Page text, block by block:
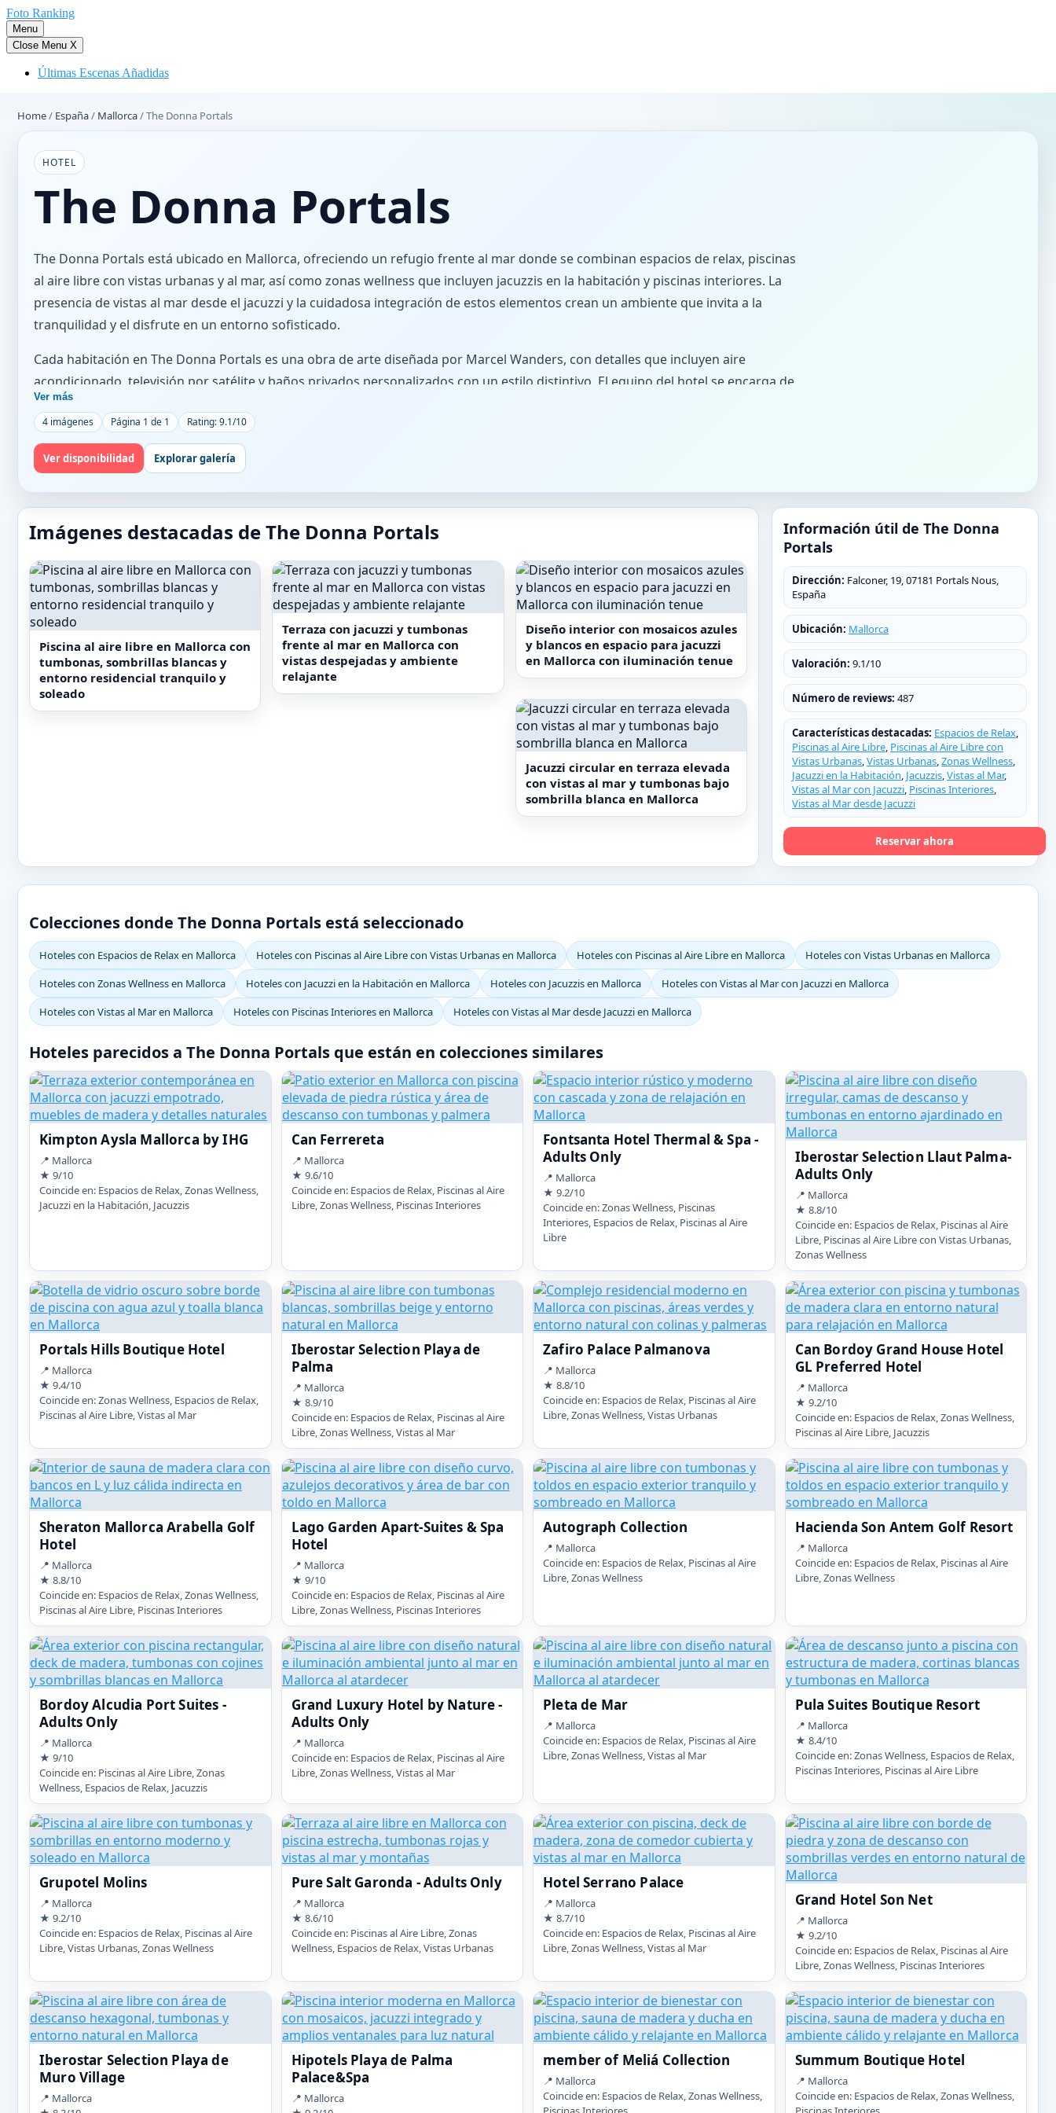
Saltar
al
contenido
Foto Ranking
Menu
Close Menu X
Últimas Escenas Añadidas
Home/ España/ Mallorca/The Donna Portals
HOTEL
The Donna Portals
The Donna Portals está ubicado en Mallorca, ofreciendo un refugio frente al mar donde se combinan espacios de relax, piscinas
al aire libre con vistas urbanas y al mar, así como zonas wellness que incluyen jacuzzis en la habitación y piscinas interiores. La
presencia de vistas al mar desde el jacuzzi y la cuidadosa integración de estos elementos crean un ambiente que invita a la
tranquilidad y el disfrute en un entorno sofisticado.
Cada habitación en The Donna Portals es una obra de arte diseñada por Marcel Wanders, con detalles que incluyen aire
acondicionado, televisión por satélite y baños privados personalizados con un estilo distintivo. El equipo del hotel se encarga de
cada detalle, desde la asistencia con el equipaje hasta el servicio de aparcamiento, garantizando una estancia sin
preocupaciones.
El hotel dispone de un spa con múltiples tratamientos exclusivos y espacios dedicados al bienestar, además de un gimnasio
personales, yoga, paddle yoga y pilates, sujetos a disponibilidad. La recepción y el servicio de conserjería, disponibles las 24
horas, proporcionan recomendaciones personalizadas, reservas exclusivas y apoyo para alquilar vehículos o gestionar
actividades, facilitando una experiencia completa. A solo 15 minutos a pie del encantador Puerto de Portals y a 20 km del
aeropuerto de Palma de Mallorca, The Donna Portals es la puerta de entrada a una estancia memorable en Mallorca.
Ver más
4 imágenes Página 1 de 1 Rating: 9.1/10
Ver disponibilidad Explorar galería
Imágenes destacadas de The Donna Portals
Piscina al aire libre en Mallorca con
tumbonas, sombrillas blancas y
entorno residencial tranquilo y
soleado
Terraza con jacuzzi y tumbonas
frente al mar en Mallorca con
vistas despejadas y ambiente
relajante
Diseño interior con mosaicos azules
y blancos en espacio para jacuzzi
en Mallorca con iluminación tenue
Jacuzzi circular en terraza elevada
con vistas al mar y tumbonas bajo
sombrilla blanca en Mallorca
Información útil de The Donna
Portals
Dirección: Falconer, 19, 07181 Portals Nous,
España
Ubicación: Mallorca
Valoración: 9.1/10
Número de reviews: 487
Características destacadas: Espacios de Relax,
Piscinas al Aire Libre, Piscinas al Aire Libre con
Vistas Urbanas,Vistas Urbanas,Zonas Wellness,
Jacuzzi en la Habitación, Jacuzzis,Vistas al Mar,
Vistas al Mar con Jacuzzi, Piscinas Interiores,
Vistas al Mar desde Jacuzzi
Reservar ahora
Colecciones donde The Donna Portals está seleccionado
Hoteles con Espacios de Relax en Mallorca Hoteles con Piscinas al Aire Libre con Vistas Urbanas en Mallorca Hoteles con Piscinas al Aire Libre en Mallorca
Hoteles con Vistas Urbanas en Mallorca
Hoteles con Zonas Wellness en Mallorca
Hoteles con Jacuzzi en la Habitación en Mallorca Hoteles con Jacuzzis en Mallorca
Hoteles con Vistas al Mar con Jacuzzi en Mallorca
Hoteles con Vistas al Mar en Mallorca
Hoteles con Piscinas Interiores en Mallorca Hoteles con Vistas al Mar desde Jacuzzi en Mallorca
Hoteles parecidos a The Donna Portals que están en colecciones similares
Kimpton Aysla Mallorca by IHG
📍 Mallorca
★ 9/10
Coincide en: Espacios de Relax, Zonas Wellness,
Jacuzzi en la Habitación, Jacuzzis
Can Ferrereta
📍 Mallorca
★ 9.6/10
Coincide en: Espacios de Relax, Piscinas al Aire
Libre, Zonas Wellness, Piscinas Interiores
Fontsanta Hotel Thermal & Spa -
Adults Only
📍 Mallorca
★ 9.2/10
Coincide en: Zonas Wellness, Piscinas
Interiores, Espacios de Relax, Piscinas al Aire
Libre
Iberostar Selection Llaut Palma-
Adults Only
📍 Mallorca
★ 8.8/10
Coincide en: Espacios de Relax, Piscinas al Aire
Libre, Piscinas al Aire Libre con Vistas Urbanas,
Zonas Wellness
Portals Hills Boutique Hotel
📍 Mallorca
★ 9.4/10
Coincide en: Zonas Wellness, Espacios de Relax,
Piscinas al Aire Libre, Vistas al Mar
Iberostar Selection Playa de
Palma
📍 Mallorca
★ 8.9/10
Coincide en: Espacios de Relax, Piscinas al Aire
Libre, Zonas Wellness, Vistas al Mar
Zafiro Palace Palmanova
📍 Mallorca
★ 8.8/10
Coincide en: Espacios de Relax, Piscinas al Aire
Libre, Zonas Wellness, Vistas Urbanas
Can Bordoy Grand House Hotel
GL Preferred Hotel
📍 Mallorca
★ 9.2/10
Coincide en: Espacios de Relax, Zonas Wellness,
Piscinas al Aire Libre, Jacuzzis
Sheraton Mallorca Arabella Golf
Hotel
📍 Mallorca
★ 8.8/10
Coincide en: Espacios de Relax, Zonas Wellness,
Piscinas al Aire Libre, Piscinas Interiores
Lago Garden Apart-Suites & Spa
Hotel
📍 Mallorca
★ 9/10
Coincide en: Espacios de Relax, Piscinas al Aire
Libre, Zonas Wellness, Piscinas Interiores
Autograph Collection
📍 Mallorca
Coincide en: Espacios de Relax, Piscinas al Aire
Libre, Zonas Wellness
Hacienda Son Antem Golf Resort
📍 Mallorca
Coincide en: Espacios de Relax, Piscinas al Aire
Libre, Zonas Wellness
Bordoy Alcudia Port Suites -
Adults Only
📍 Mallorca
★ 9/10
Coincide en: Piscinas al Aire Libre, Zonas
Wellness, Espacios de Relax, Jacuzzis
Grand Luxury Hotel by Nature -
Adults Only
📍 Mallorca
Coincide en: Espacios de Relax, Piscinas al Aire
Libre, Zonas Wellness, Vistas al Mar
Pleta de Mar
📍 Mallorca
Coincide en: Espacios de Relax, Piscinas al Aire
Libre, Zonas Wellness, Vistas al Mar
Pula Suites Boutique Resort
📍 Mallorca
★ 8.4/10
Coincide en: Zonas Wellness, Espacios de Relax,
Piscinas Interiores, Piscinas al Aire Libre
Grupotel Molins
📍 Mallorca
★ 9.2/10
Coincide en: Espacios de Relax, Piscinas al Aire
Libre, Vistas Urbanas, Zonas Wellness
Pure Salt Garonda - Adults Only
📍 Mallorca
★ 8.6/10
Coincide en: Piscinas al Aire Libre, Zonas
Wellness, Espacios de Relax, Vistas Urbanas
Hotel Serrano Palace
📍 Mallorca
★ 8.7/10
Coincide en: Espacios de Relax, Piscinas al Aire
Libre, Zonas Wellness, Vistas al Mar
Grand Hotel Son Net
📍 Mallorca
★ 9.2/10
Coincide en: Espacios de Relax, Piscinas al Aire
Libre, Zonas Wellness, Piscinas Interiores
Iberostar Selection Playa de
Muro Village
📍 Mallorca
Hipotels Playa de Palma
Palace&Spa
📍 Mallorca
member of Meliá Collection
📍 Mallorca
Coincide en: Espacios de Relax, Zonas Wellness,
Summum Boutique Hotel
📍 Mallorca
Coincide en: Espacios de Relax, Zonas Wellness,